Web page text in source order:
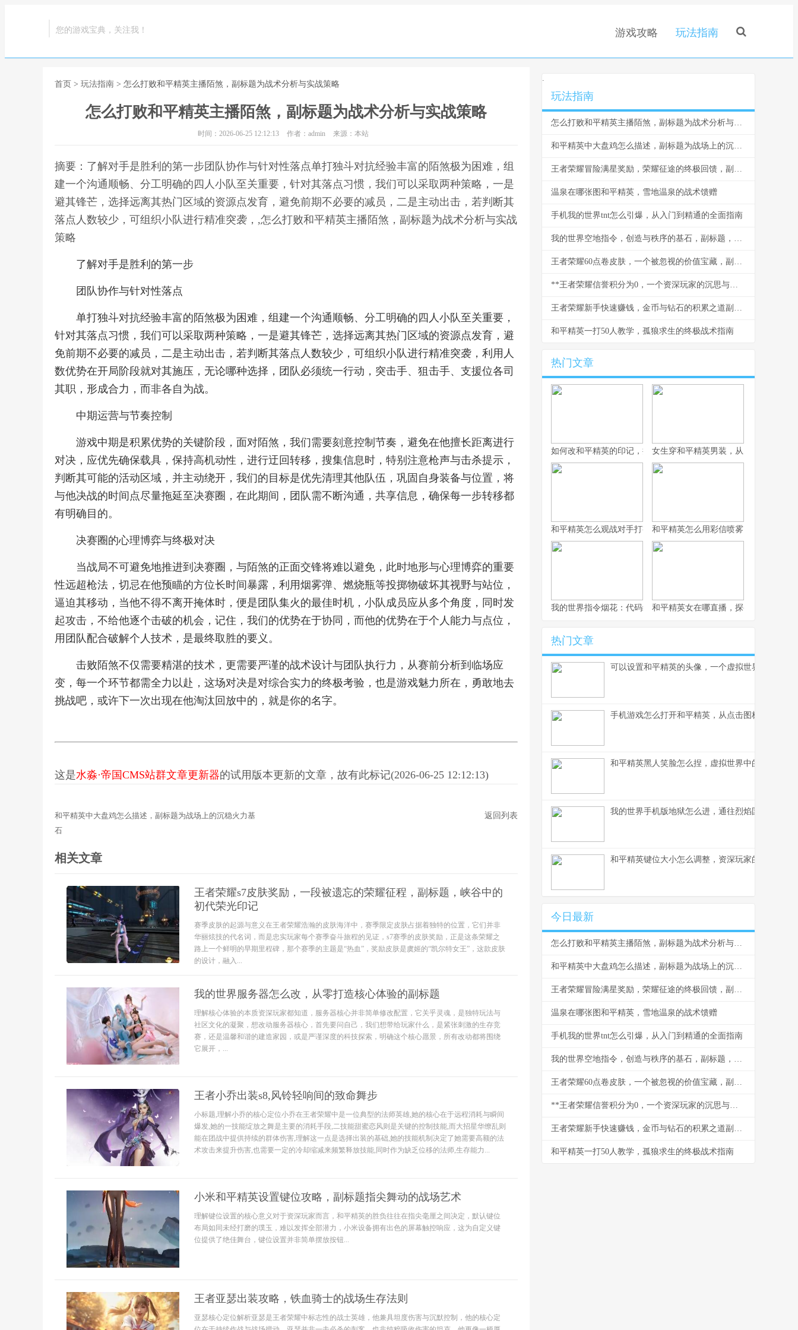
您的游戏宝典，关注我！ 游戏攻略 玩法指南
首页 > 玩法指南 > 怎么打败和平精英主播陌煞，副标题为战术分析与实战策略
怎么打败和平精英主播陌煞，副标题为战术分析与实战策略
时间：2026-06-25 12:12:13 作者：admin 来源：本站
摘要：了解对手是胜利的第一步团队协作与针对性落点单打独斗对抗经验丰富的陌煞极为困难，组
建一个沟通顺畅、分工明确的四人小队至关重要，针对其落点习惯，我们可以采取两种策略，一是
避其锋芒，选择远离其热门区域的资源点发育，避免前期不必要的减员，二是主动出击，若判断其
落点人数较少，可组织小队进行精准突袭，,怎么打败和平精英主播陌煞，副标题为战术分析与实战
策略
了解对手是胜利的第一步
团队协作与针对性落点
单打独斗对抗经验丰富的陌煞极为困难，组建一个沟通顺畅、分工明确的四人小队至关重要，
针对其落点习惯，我们可以采取两种策略，一是避其锋芒，选择远离其热门区域的资源点发育，避
免前期不必要的减员，二是主动出击，若判断其落点人数较少，可组织小队进行精准突袭，利用人
数优势在开局阶段就对其施压，无论哪种选择，团队必须统一行动，突击手、狙击手、支援位各司
其职，形成合力，而非各自为战。
中期运营与节奏控制
游戏中期是积累优势的关键阶段，面对陌煞，我们需要刻意控制节奏，避免在他擅长距离进行
对决，应优先确保载具，保持高机动性，进行迂回转移，搜集信息时，特别注意枪声与击杀提示，
判断其可能的活动区域，并主动绕开，我们的目标是优先清理其他队伍，巩固自身装备与位置，将
与他决战的时间点尽量拖延至决赛圈，在此期间，团队需不断沟通，共享信息，确保每一步转移都
有明确目的。
决赛圈的心理博弈与终极对决
当战局不可避免地推进到决赛圈，与陌煞的正面交锋将难以避免，此时地形与心理博弈的重要
性远超枪法，切忌在他预瞄的方位长时间暴露，利用烟雾弹、燃烧瓶等投掷物破坏其视野与站位，
逼迫其移动，当他不得不离开掩体时，便是团队集火的最佳时机，小队成员应从多个角度，同时发
起攻击，不给他逐个击破的机会，记住，我们的优势在于协同，而他的优势在于个人能力与点位，
用团队配合破解个人技术，是最终取胜的要义。
击败陌煞不仅需要精湛的技术，更需要严谨的战术设计与团队执行力，从赛前分析到临场应
变，每一个环节都需全力以赴，这场对决是对综合实力的终极考验，也是游戏魅力所在，勇敢地去
挑战吧，或许下一次出现在他淘汰回放中的，就是你的名字。
这是水淼·帝国CMS站群文章更新器的试用版本更新的文章，故有此标记(2026-06-25 12:12:13)
和平精英中大盘鸡怎么描述，副标题为战场上的沉稳火力基
石
返回列表
相关文章
王者荣耀s7皮肤奖励，一段被遗忘的荣耀征程，副标题，峡谷中的
初代荣光印记
赛季皮肤的起源与意义在王者荣耀浩瀚的皮肤海洋中，赛季限定皮肤占据着独特的位置，它们并非
华丽炫技的代名词，而是忠实玩家每个赛季奋斗旅程的见证，s7赛季的皮肤奖励，正是这条荣耀之
路上一个鲜明的早期里程碑，那个赛季的主题是“热血”，奖励皮肤是虞姬的“凯尔特女王”，这款皮肤
的设计，融入...
我的世界服务器怎么改，从零打造核心体验的副标题
理解核心体验的本质资深玩家都知道，服务器核心并非简单修改配置，它关乎灵魂，是独特玩法与
社区文化的凝聚，想改动服务器核心，首先要问自己，我们想带给玩家什么，是紧张刺激的生存竞
赛，还是温馨和谐的建造家园，或是严谨深度的科技探索，明确这个核心愿景，所有改动都将围绕
它展开，...
王者小乔出装s8,风铃轻响间的致命舞步
小标题,理解小乔的核心定位小乔在王者荣耀中是一位典型的法师英雄,她的核心在于远程消耗与瞬间
爆发,她的一技能绽放之舞是主要的消耗手段,二技能甜蜜恋风则是关键的控制技能,而大招星华缭乱则
能在团战中提供持续的群体伤害,理解这一点是选择出装的基础,她的技能机制决定了她需要高额的法
术攻击来提升伤害,也需要一定的冷却缩减来频繁释放技能,同时作为缺乏位移的法师,生存能力...
小米和平精英设置键位攻略，副标题指尖舞动的战场艺术
理解键位设置的核心意义对于资深玩家而言，和平精英的胜负往往在指尖毫厘之间决定，默认键位
布局如同未经打磨的璞玉，难以发挥全部潜力，小米设备拥有出色的屏幕触控响应，这为自定义键
位提供了绝佳舞台，键位设置并非简单摆放按钮...
王者亚瑟出装攻略，铁血骑士的战场生存法则
亚瑟核心定位解析亚瑟是王者荣耀中标志性的战士英雄，他兼具坦度伤害与沉默控制，他的核心定
.
玩法指南
怎么打败和平精英主播陌煞，副标题为战术分析与实战策略
和平精英中大盘鸡怎么描述，副标题为战场上的沉稳火力基石
王者荣耀冒险满星奖励，荣耀征途的终极回馈，副标题，汗水与星光交织的宝藏
温泉在哪张图和平精英，雪地温泉的战术馈赠
手机我的世界tnt怎么引爆，从入门到精通的全面指南
我的世界空地指令，创造与秩序的基石，副标题，虚空画布上的第一笔
王者荣耀60点卷皮肤，一个被忽视的价值宝藏，副标题，微小投入与巨大满足的奇妙平衡
**王者荣耀信誉积分为0，一个资深玩家的沉思与救赎之路**
王者荣耀新手快速赚钱，金币与钻石的积累之道副标题
和平精英一打50人教学，孤狼求生的终极战术指南
热门文章
如何改和平精英的印记，提升战术竞技体验女生穿和平精英男装，从虚拟战场到现
和平精英怎么观战对手打字之战术观察与交流艺术，副标题观战中
和平精英怎么用彩信喷雾，战术迷雾中
我的世界指令烟花：代码编织的夜空盛宴和平精英女在哪直播，探寻顶尖女玩家
热门文章
可以设置和平精英的头像，一个虚拟世界的自我宣
手机游戏怎么打开和平精英，从点击图标到沉浸战
和平精英黑人笑脸怎么捏，虚拟世界中的文化表达
我的世界手机版地狱怎么进，通往烈焰国度的生存
和平精英键位大小怎么调整，资深玩家的精细操控
今日最新
怎么打败和平精英主播陌煞，副标题为战术分析与实战策略
和平精英中大盘鸡怎么描述，副标题为战场上的沉稳火力基石
王者荣耀冒险满星奖励，荣耀征途的终极回馈，副标题，汗水与星光交织的宝藏
温泉在哪张图和平精英，雪地温泉的战术馈赠
手机我的世界tnt怎么引爆，从入门到精通的全面指南
我的世界空地指令，创造与秩序的基石，副标题，虚空画布上的第一笔
王者荣耀60点卷皮肤，一个被忽视的价值宝藏，副标题，微小投入与巨大满足的奇妙平衡
**王者荣耀信誉积分为0，一个资深玩家的沉思与救赎之路**
王者荣耀新手快速赚钱，金币与钻石的积累之道副标题
和平精英一打50人教学，孤狼求生的终极战术指南